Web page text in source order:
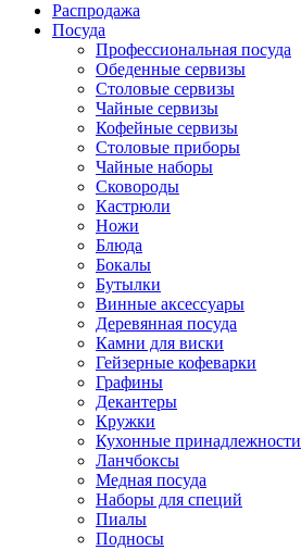
Распродажа
Посуда
Профессиональная посуда
Обеденные сервизы
Столовые сервизы
Чайные сервизы
Кофейные сервизы
Столовые приборы
Чайные наборы
Сковороды
Кастрюли
Ножи
Блюда
Бокалы
Бутылки
Винные аксессуары
Деревянная посуда
Камни для виски
Гейзерные кофеварки
Графины
Декантеры
Кружки
Кухонные принадлежности
Ланчбоксы
Медная посуда
Наборы для специй
Пиалы
Подносы